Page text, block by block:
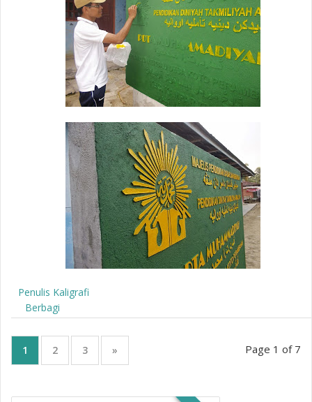
Penulis Kaligrafi
Berbagi
Page 1 of 7
1 2 3 »